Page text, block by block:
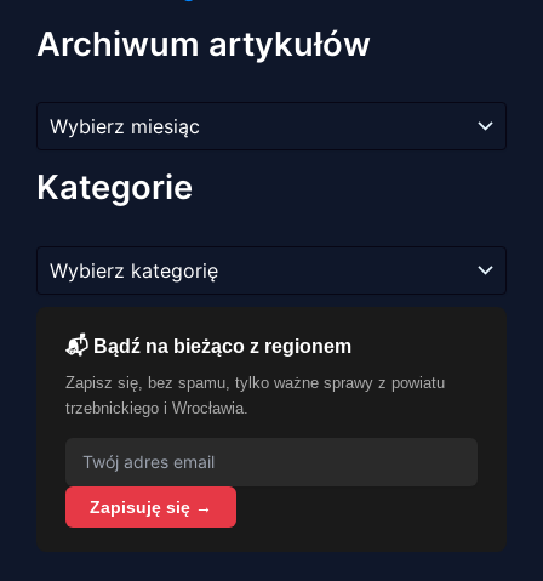
Archiwum artykułów
artykułów
Kategorie
📬 Bądź na bieżąco z regionem
Zapisz się, bez spamu, tylko ważne sprawy z powiatu
trzebnickiego i Wrocławia.
Zapisuję się →